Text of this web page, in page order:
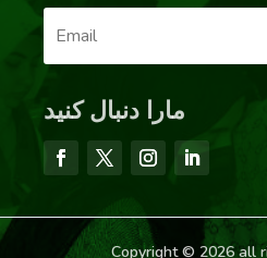
مارا دنبال کنید
Copyright © 2026 all